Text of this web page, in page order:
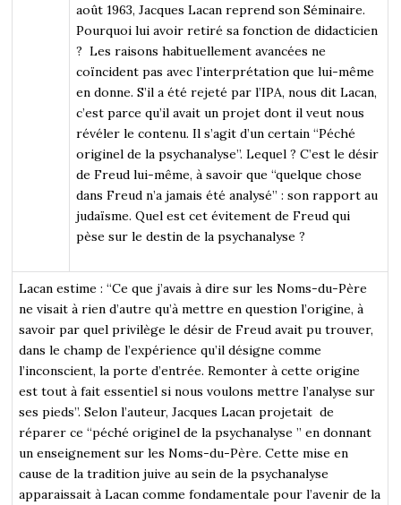
août 1963, Jacques Lacan reprend son Séminaire.
Pourquoi lui avoir retiré sa fonction de didacticien
? Les raisons habituellement avancées ne
coïncident pas avec l’interprétation que lui-même
en donne. S’il a été rejeté par l’IPA, nous dit Lacan,
c’est parce qu’il avait un projet dont il veut nous
révéler le contenu. Il s’agit d’un certain “Péché
originel de la psychanalyse”. Lequel ? C’est le désir
de Freud lui-même, à savoir que “quelque chose
dans Freud n’a jamais été analysé” : son rapport au
judaïsme. Quel est cet évitement de Freud qui
pèse sur le destin de la psychanalyse ?
Lacan estime : “Ce que j’avais à dire sur les Noms-du-Père
ne visait à rien d’autre qu’à mettre en question l’origine, à
savoir par quel privilège le désir de Freud avait pu trouver,
dans le champ de l’expérience qu’il désigne comme
l’inconscient, la porte d’entrée. Remonter à cette origine
est tout à fait essentiel si nous voulons mettre l’analyse sur
ses pieds”. Selon l’auteur, Jacques Lacan projetait de
réparer ce “péché originel de la psychanalyse ” en donnant
un enseignement sur les Noms-du-Père. Cette mise en
cause de la tradition juive au sein de la psychanalyse
apparaissait à Lacan comme fondamentale pour l’avenir de la